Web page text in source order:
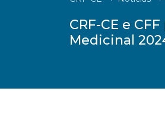
CRF-CE e
Medicinal